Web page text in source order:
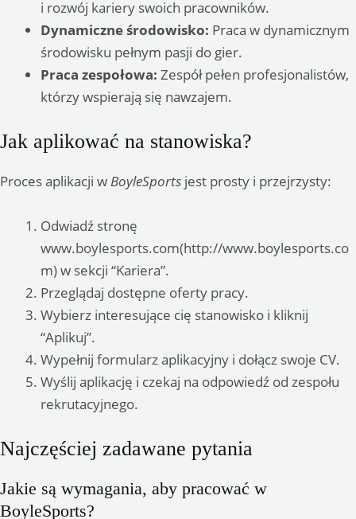
i rozwój kariery swoich pracowników.
Dynamiczne środowisko: Praca w dynamicznym
środowisku pełnym pasji do gier.
Praca zespołowa: Zespół pełen profesjonalistów,
którzy wspierają się nawzajem.
Jak aplikować na stanowiska?
Proces aplikacji wBoyleSports jest prosty i przejrzysty:
Odwiadź stronę
www.boylesports.com(http://www.boylesports.co
m) w sekcji “Kariera”.
Przeglądaj dostępne oferty pracy.
Wybierz interesujące cię stanowisko i kliknij
“Aplikuj”.
Wypełnij formularz aplikacyjny i dołącz swoje CV.
Wyślij aplikację i czekaj na odpowiedź od zespołu
rekrutacyjnego.
Najczęściej zadawane pytania
Jakie są wymagania, aby pracować w
BoyleSports?